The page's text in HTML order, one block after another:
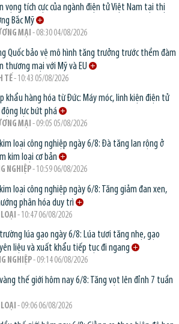
vọng tích cực của ngành điện tử Việt Nam tại thị
Bắc Mỹ
MẠI - 08:30 04/08/2026
Quốc bảo vệ mô hình tăng trưởng trước thềm đàm
thương mại với Mỹ và EU
TẾ- 10:43 05/08/2026
khẩu hàng hóa từ Đức: Máy móc, linh kiện điện tử
lực bứt phá
MẠI - 09:05 05/08/2026
loại công nghiệp ngày 6/8: Đà tăng lan rộng ở
kim loại cơ bản
NGHIỆP- 10:59 06/08/2026
loại công nghiệp ngày 6/8: Tăng giảm đan xen,
phân hóa duy trì
- 10:47 06/08/2026
lúa gạo ngày 6/8: Lúa tươi tăng nhẹ, gạo
liệu và xuất khẩu tiếp tục đi ngang
NGHIỆP- 09:14 06/08/2026
thế giới hôm nay 6/8: Tăng vọt lên đỉnh 7 tuần
- 09:06 06/08/2026